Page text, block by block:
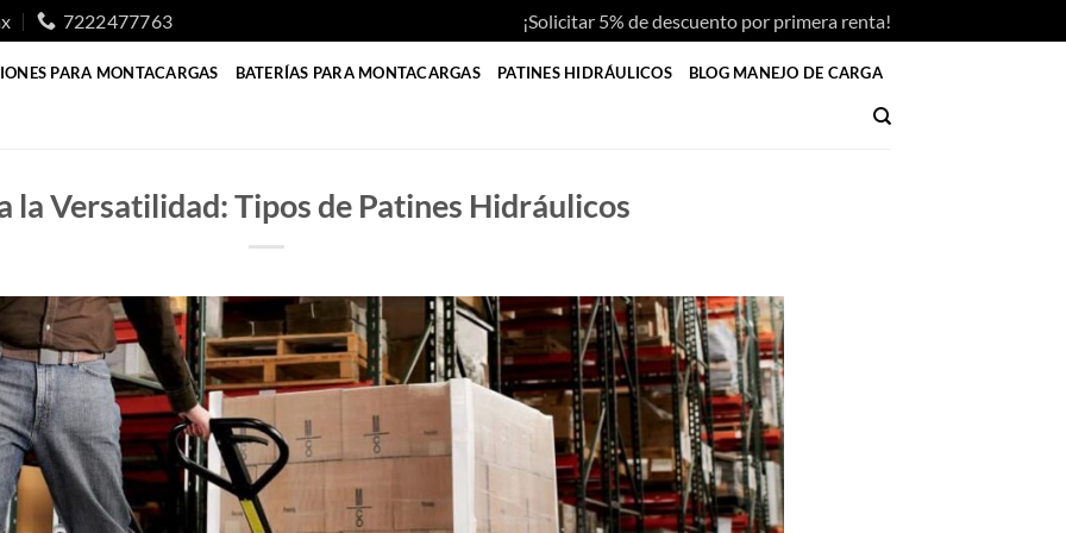
7222477763 ¡Solicitar 5% de descuento por primera renta!
PARA MONTACARGAS BATERÍAS PARA MONTACARGAS PATINES HIDRÁULICOS BLOG MANEJO DE CARGA
la Versatilidad: Tipos de Patines Hidráulicos